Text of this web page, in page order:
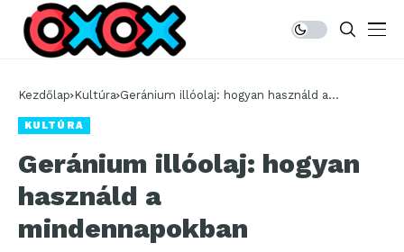
Kezdőlap Kultúra Geránium illóolaj: hogyan használd a
KULTÚRA
Geránium illóolaj: hogyan
használd a
mindennapokban